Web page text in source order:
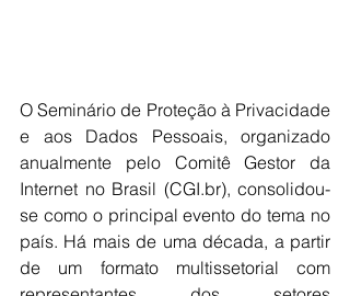
O Seminário de Proteção à Privacidade
e aos Dados Pessoais, organizado
anualmente pelo Comitê Gestor da
Internet no Brasil (CGI.br), consolidou-
se como o principal evento do tema no
país. Há mais de uma década, a partir
de um formato multissetorial com